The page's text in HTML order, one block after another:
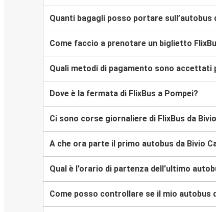
Quanti bagagli posso portare sull’autobus
Come faccio a prenotare un biglietto
Quali metodi di pagamento sono accettati
Dove è la fermata di FlixBus a Pompei?
Ci sono corse giornaliere di FlixBus da
A che ora parte il primo autobus da Bivio
Qual è l'orario di partenza dell'ultimo
Come posso controllare se il mio autobus